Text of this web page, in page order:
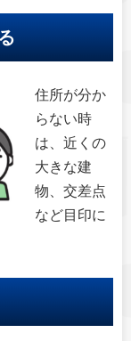
住所が分か
らない時
は、近くの
大きな建
物、交差点
など目印に